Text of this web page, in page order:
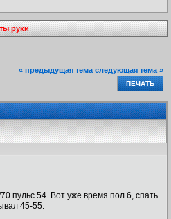
руки
« предыдущая тема следующая тема »
ПЕЧАТЬ
пульс 54. Вот уже время пол 6, спать
45-55.